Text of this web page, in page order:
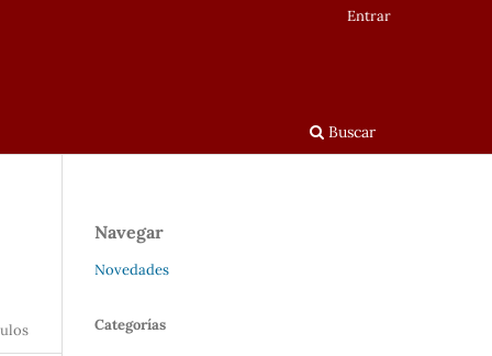
Buscar
Entrar
Navegar
Novedades
Categorías